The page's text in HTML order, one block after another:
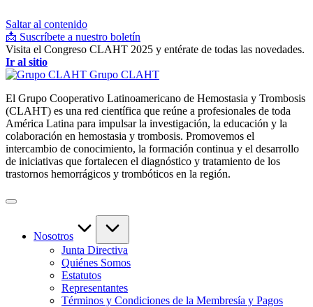
Saltar al contenido
📩 Suscríbete a nuestro boletín
Visita el Congreso CLAHT 2025 y entérate de todas las novedades.
Ir al sitio
Grupo CLAHT
El Grupo Cooperativo Latinoamericano de Hemostasia y Trombosis
(CLAHT) es una red científica que reúne a profesionales de toda
América Latina para impulsar la investigación, la educación y la
colaboración en hemostasia y trombosis. Promovemos el
intercambio de conocimiento, la formación continua y el desarrollo
de iniciativas que fortalecen el diagnóstico y tratamiento de los
trastornos hemorrágicos y trombóticos en la región.
Nosotros
Junta Directiva
Quiénes Somos
Estatutos
Representantes
Términos y Condiciones de la Membresía y Pagos